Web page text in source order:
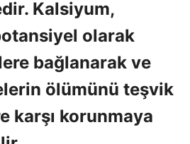
Kalsiyum,
olarak
bağlanarak ve
ölümünü teşvik
karşı korunmaya